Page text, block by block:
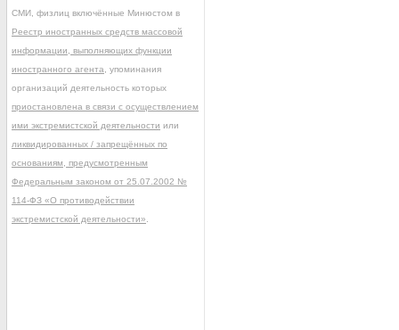
СМИ, физлиц включённые Минюстом в
Реестр иностранных средств массовой
информации, выполняющих функции
иностранного агента , упоминания
организаций деятельность которых
приостановлена в связи с осуществлением
ими экстремистской деятельности или
ликвидированных / запрещённых по
основаниям, предусмотренным
Федеральным законом от 25.07.2002 №
114-ФЗ «О противодействии
экстремистской деятельности»